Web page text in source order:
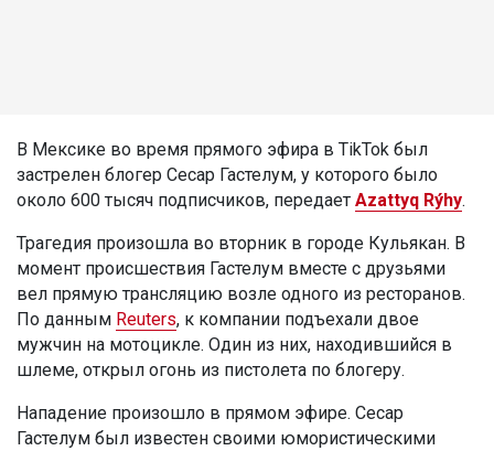
В Мексике во время прямого эфира в TikTok был
застрелен блогер Сесар Гастелум, у которого было
около 600 тысяч подписчиков, передает Azattyq Rýhy.
Трагедия произошла во вторник в городе Кульякан. В
момент происшествия Гастелум вместе с друзьями
вел прямую трансляцию возле одного из ресторанов.
По данным Reuters, к компании подъехали двое
мужчин на мотоцикле. Один из них, находившийся в
шлеме, открыл огонь из пистолета по блогеру.
Нападение произошло в прямом эфире. Сесар
Гастелум был известен своими юмористическими